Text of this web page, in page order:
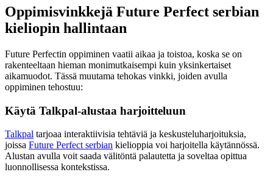
Oppimisvinkkejä Future Perfect serbian
kieliopin hallintaan
Future Perfectin oppiminen vaatii aikaa ja toistoa, koska se on
rakenteeltaan hieman monimutkaisempi kuin yksinkertaiset
aikamuodot. Tässä muutama tehokas vinkki, joiden avulla
oppiminen tehostuu:
Käytä Talkpal-alustaa harjoitteluun
Talkpal tarjoaa interaktiivisia tehtäviä ja keskusteluharjoituksia,
joissa Future Perfect serbian kielioppia voi harjoitella käytännössä.
Alustan avulla voit saada välitöntä palautetta ja soveltaa opittua
luonnollisessa kontekstissa.